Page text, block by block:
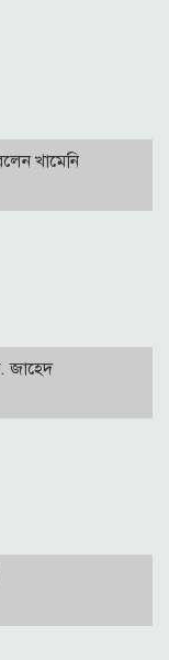
খামেনি
জাহেদ